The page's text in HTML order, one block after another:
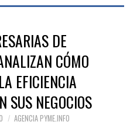
DE
CÓMO
EFICIENCIA
SUS NEGOCIOS
AGENCIA PYME.INFO